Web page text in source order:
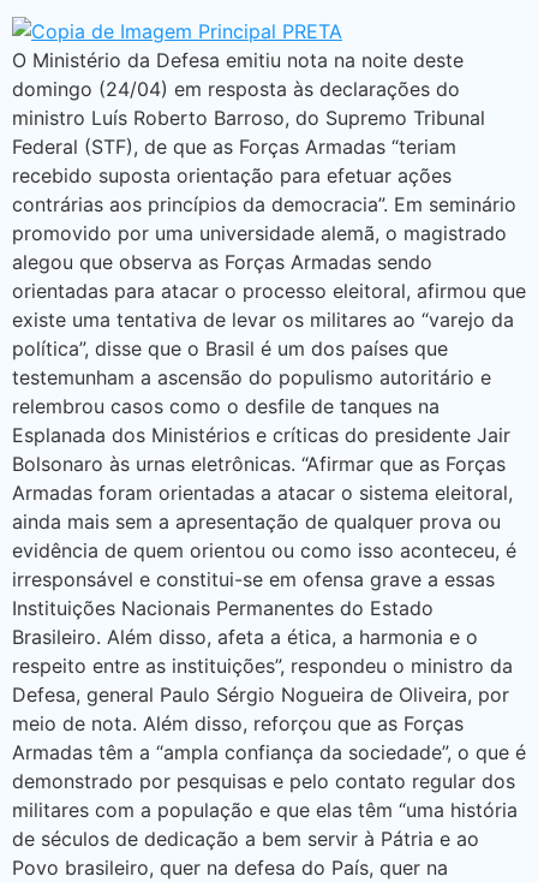
O Ministério da Defesa emitiu nota na noite deste
domingo (24/04) em resposta às declarações do
ministro Luís Roberto Barroso, do Supremo Tribunal
Federal (STF), de que as Forças Armadas “teriam
recebido suposta orientação para efetuar ações
contrárias aos princípios da democracia”. Em seminário
promovido por uma universidade alemã, o magistrado
alegou que observa as Forças Armadas sendo
orientadas para atacar o processo eleitoral, afirmou que
existe uma tentativa de levar os militares ao “varejo da
política”, disse que o Brasil é um dos países que
testemunham a ascensão do populismo autoritário e
relembrou casos como o desfile de tanques na
Esplanada dos Ministérios e críticas do presidente Jair
Bolsonaro às urnas eletrônicas. “Afirmar que as Forças
Armadas foram orientadas a atacar o sistema eleitoral,
ainda mais sem a apresentação de qualquer prova ou
evidência de quem orientou ou como isso aconteceu, é
irresponsável e constitui-se em ofensa grave a essas
Instituições Nacionais Permanentes do Estado
Brasileiro. Além disso, afeta a ética, a harmonia e o
respeito entre as instituições”, respondeu o ministro da
Defesa, general Paulo Sérgio Nogueira de Oliveira, por
meio de nota. Além disso, reforçou que as Forças
Armadas têm a “ampla confiança da sociedade”, o que é
demonstrado por pesquisas e pelo contato regular dos
militares com a população e que elas têm “uma história
de séculos de dedicação a bem servir à Pátria e ao
Povo brasileiro, quer na defesa do País, quer na